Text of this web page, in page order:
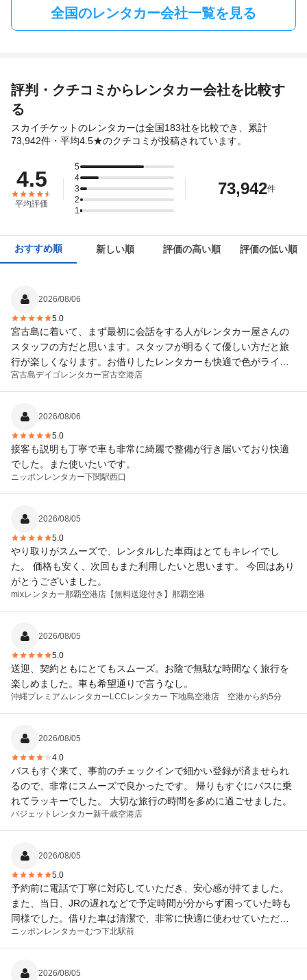
全国のレンタカー会社一覧を見る
評判・クチコミからレンタカー会社を比較す
る
スカイチケットのレンタカーは全国183社を比較でき、累計
73,942件・平均4.5★のクチコミが投稿されています。
4.5
平均評価
5
4
3
2
1
73,942件
おすすめ順 新しい順 評価の高い順 評価の低い順
2026/08/06
5.0
宮古島に着いて、まず最初に会話をする人がレンタカー屋さんの
スタッフの方だと思います。スタッフが明るくて優しい方だと旅
行が楽しくなります。お借りしたレンタカーも快適で色がライト
ブルーだったので気分良く宮古島を走れました。また宮古島に行
く時は利用したいと思います。
宮古島デイゴレンタカー宮古空港店
2026/08/06
5.0
接客も説明も丁寧で車も非常に綺麗で整備が行き届いており快適
でした。また使いたいです。
ニッポンレンタカー下関駅西口
2026/08/05
5.0
やり取りがスムーズで、レンタルした車両はとてもキレイでし
た。 価格も安く、次回もまた利用したいと思います。 今回はあり
がとうございました。
mixレンタカー那覇空港店 【無料送迎付き】那覇空港
2026/08/05
5.0
送迎、契約ともにとてもスムーズ。お陰で無駄な時間なく旅行を
楽しめました。車も希望通りで言うなし。
沖縄プレミアムレンタカー LCCレンタカー 下地島空港店 空港から約5分
2026/08/05
4.0
バスもすぐ来て、事前のチェックインで細かい登録が済ませられ
るので、非常にスムーズで良かったです。 帰りもすぐにバスに乗
れてラッキーでした。 大切な旅行の時間を多めに過ごせました。
バジェットレンタカー新千歳空港店
2026/08/05
5.0
予約前に電話で丁寧に対応していただき、安心感が持てました。
また、当日、JRの遅れなどで予定時間が分からず困っていた時も
同様でした。借りた車は清潔で、非常に快適に使わせていただき
ました。いろいろ無理を言いましたが、大変ありがとうございま
した。
ニッポンレンタカーむつ下北駅前
2026/08/05